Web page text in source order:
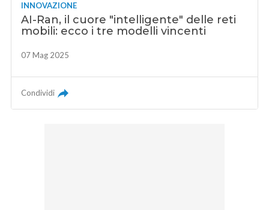
INNOVAZIONE
AI-Ran, il cuore "intelligente" delle reti
mobili: ecco i tre modelli vincenti
07 Mag 2025
Condividi